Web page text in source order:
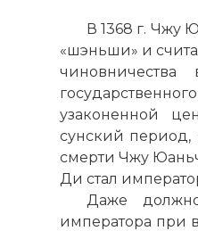
В 1368 г. Чжу
«шэньши» и
узаконенной
сунский период,
смерти Чжу
Ди стал
Даже
императора при